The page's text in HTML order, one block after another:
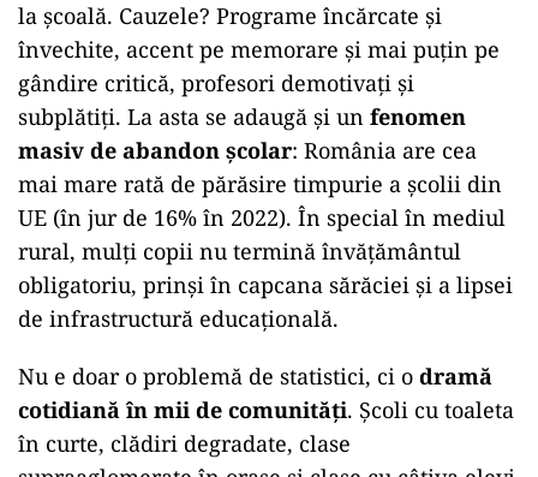
la școală. Cauzele? Programe încărcate și
învechite, accent pe memorare și mai puțin pe
gândire critică, profesori demotivați și
subplătiți. La asta se adaugă și un fenomen
masiv de abandon școlar: România are cea
mai mare rată de părăsire timpurie a școlii din
UE (în jur de 16% în 2022). În special în mediul
rural, mulți copii nu termină învățământul
obligatoriu, prinși în capcana sărăciei și a lipsei
de infrastructură educațională.
Nu e doar o problemă de statistici, ci o dramă
cotidiană în mii de comunități. Școli cu toaleta
în curte, clădiri degradate, clase